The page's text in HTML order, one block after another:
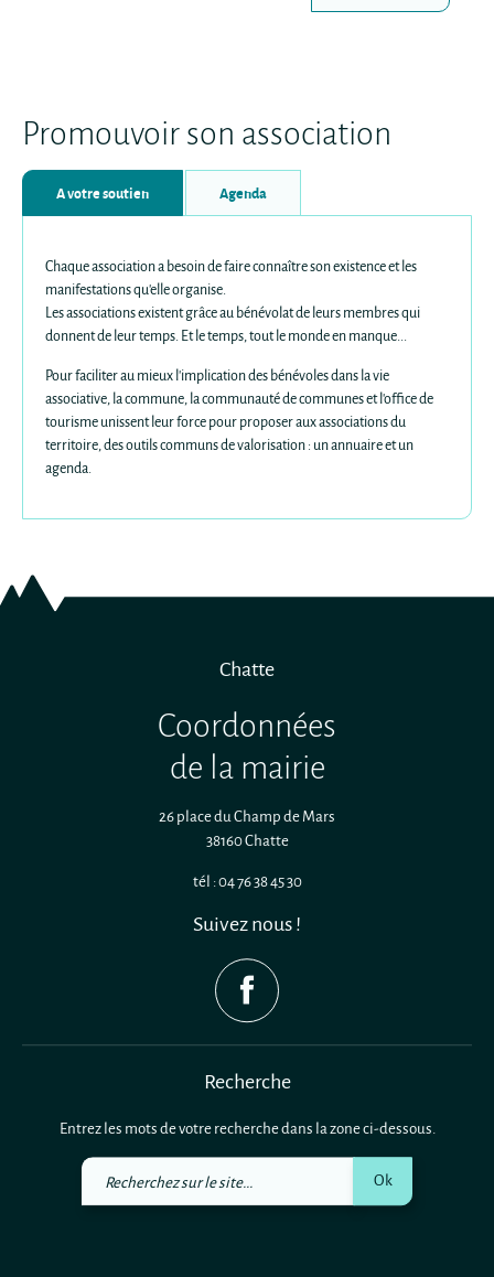
Promouvoir son association
A votre soutien Agenda
Chaque association a besoin de faire connaître son existence et les
manifestations qu'elle organise.
Les associations existent grâce au bénévolat de leurs membres qui
donnent de leur temps. Et le temps, tout le monde en manque...
Pour faciliter au mieux l'implication des bénévoles dans la vie
associative, la commune, la communauté de communes et l'office de
tourisme unissent leur force pour proposer aux associations du
territoire, des outils communs de valorisation : un annuaire et un
agenda.
Chatte
Coordonnées
de la mairie
26 place du Champ de Mars
38160 Chatte
tél : 04 76 38 45 30
Suivez nous !
Recherche
Entrez les mots de votre recherche dans la zone ci-dessous.
Recherchez
Ok